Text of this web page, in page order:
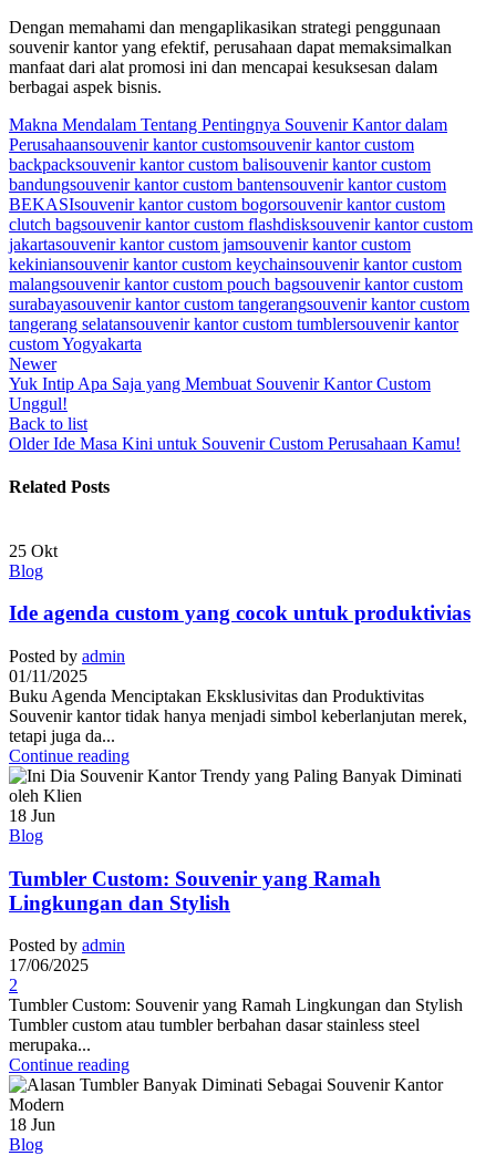
Dengan memahami dan mengaplikasikan strategi penggunaan
souvenir kantor yang efektif, perusahaan dapat memaksimalkan
manfaat dari alat promosi ini dan mencapai kesuksesan dalam
berbagai aspek bisnis.
Makna Mendalam Tentang Pentingnya Souvenir Kantor dalam
Perusahaansouvenir kantor customsouvenir kantor custom
backpacksouvenir kantor custom balisouvenir kantor custom
bandungsouvenir kantor custom bantensouvenir kantor custom
BEKASIsouvenir kantor custom bogorsouvenir kantor custom
clutch bagsouvenir kantor custom flashdisksouvenir kantor custom
jakartasouvenir kantor custom jamsouvenir kantor custom
kekiniansouvenir kantor custom keychainsouvenir kantor custom
malangsouvenir kantor custom pouch bagsouvenir kantor custom
surabayasouvenir kantor custom tangerangsouvenir kantor custom
tangerang selatansouvenir kantor custom tumblersouvenir kantor
custom Yogyakarta
Newer
Yuk Intip Apa Saja yang Membuat Souvenir Kantor Custom
Unggul!
Back to list
Older Ide Masa Kini untuk Souvenir Custom Perusahaan Kamu!
Related Posts
25 Okt
Blog
Ide agenda custom yang cocok untuk produktivias
Posted by admin
01/11/2025
Buku Agenda Menciptakan Eksklusivitas dan Produktivitas
Souvenir kantor tidak hanya menjadi simbol keberlanjutan merek,
tetapi juga da...
Continue reading
18 Jun
Blog
Tumbler Custom: Souvenir yang Ramah
Lingkungan dan Stylish
Posted by admin
17/06/2025
2
Tumbler Custom: Souvenir yang Ramah Lingkungan dan Stylish
Tumbler custom atau tumbler berbahan dasar stainless steel
merupaka...
Continue reading
18 Jun
Blog